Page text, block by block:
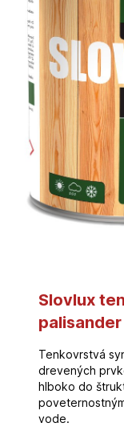
Slovlux
palisander
Tenkovrstvá
drevených
hlboko do
vode.